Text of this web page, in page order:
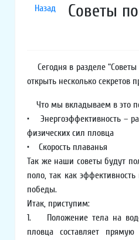
Назад
Советы
Сегодня в разделе
открыть несколько секретов
Что мы вкладываем в это
• Энергоэффективность –
физических сил пловца
• Скорость плаванья
Так же наши советы будут
поло, так как
победы.
Итак, приступим:
1. Положение тела на
пловца составляет